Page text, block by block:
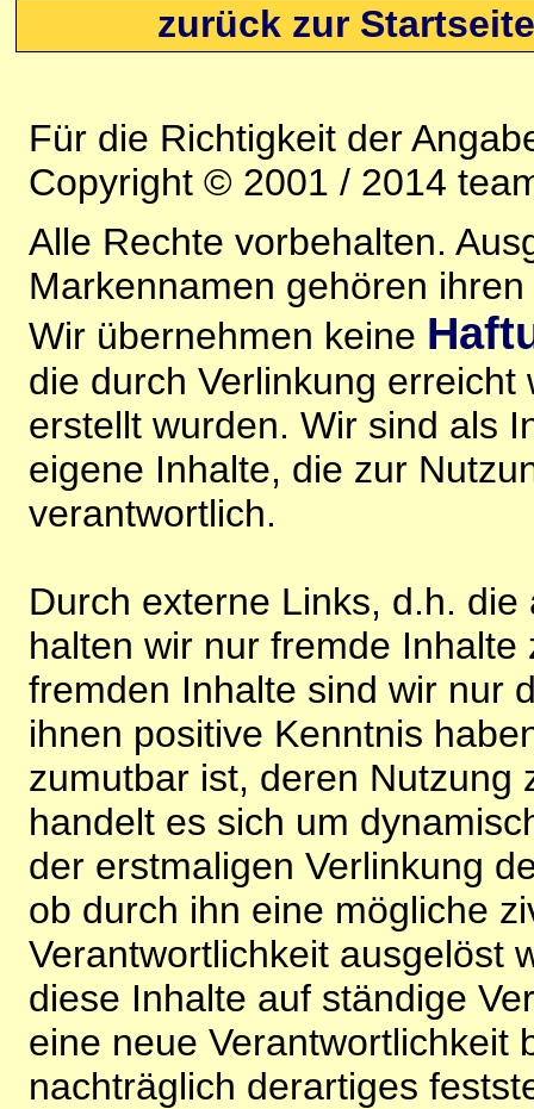
zurück zur
Für die Richtigkeit der
Copyright © 2001 / 2014
Alle Rechte vorbehalten.
Markennamen gehören
Wir übernehmen keine
die durch Verlinkung
erstellt wurden. Wir sind als
eigene Inhalte, die zur
verantwortlich.
Durch externe Links, d.h.
halten wir nur fremde
fremden Inhalte sind wir nur
ihnen positive Kenntnis
zumutbar ist, deren Nutzung
handelt es sich um
der erstmaligen Verlinkung
ob durch ihn eine mögliche
Verantwortlichkeit ausgelöst
diese Inhalte auf ständige
eine neue Verantwortlichkeit
nachträglich derartiges